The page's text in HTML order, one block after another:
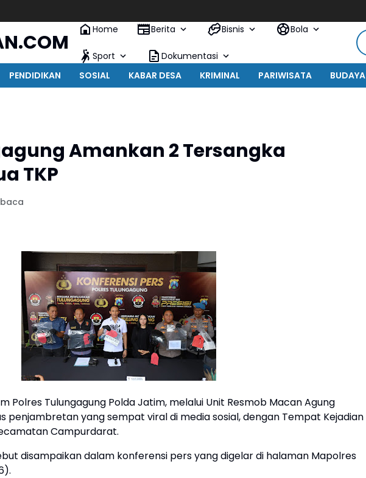
Home Berita Bisnis Bola
Sport
Dokumentasi
PENDIDIKAN SOSIAL KABAR DESA KRIMINAL PARIWISATA BUDAYA
Amankan 2 Tersangka
TKP
Polres Tulungagung Polda Jatim, melalui Unit Resmob Macan Agung
penjambretan yang sempat viral di media sosial, dengan Tempat Kejadian
Campurdarat.
disampaikan dalam konferensi pers yang digelar di halaman Mapolres